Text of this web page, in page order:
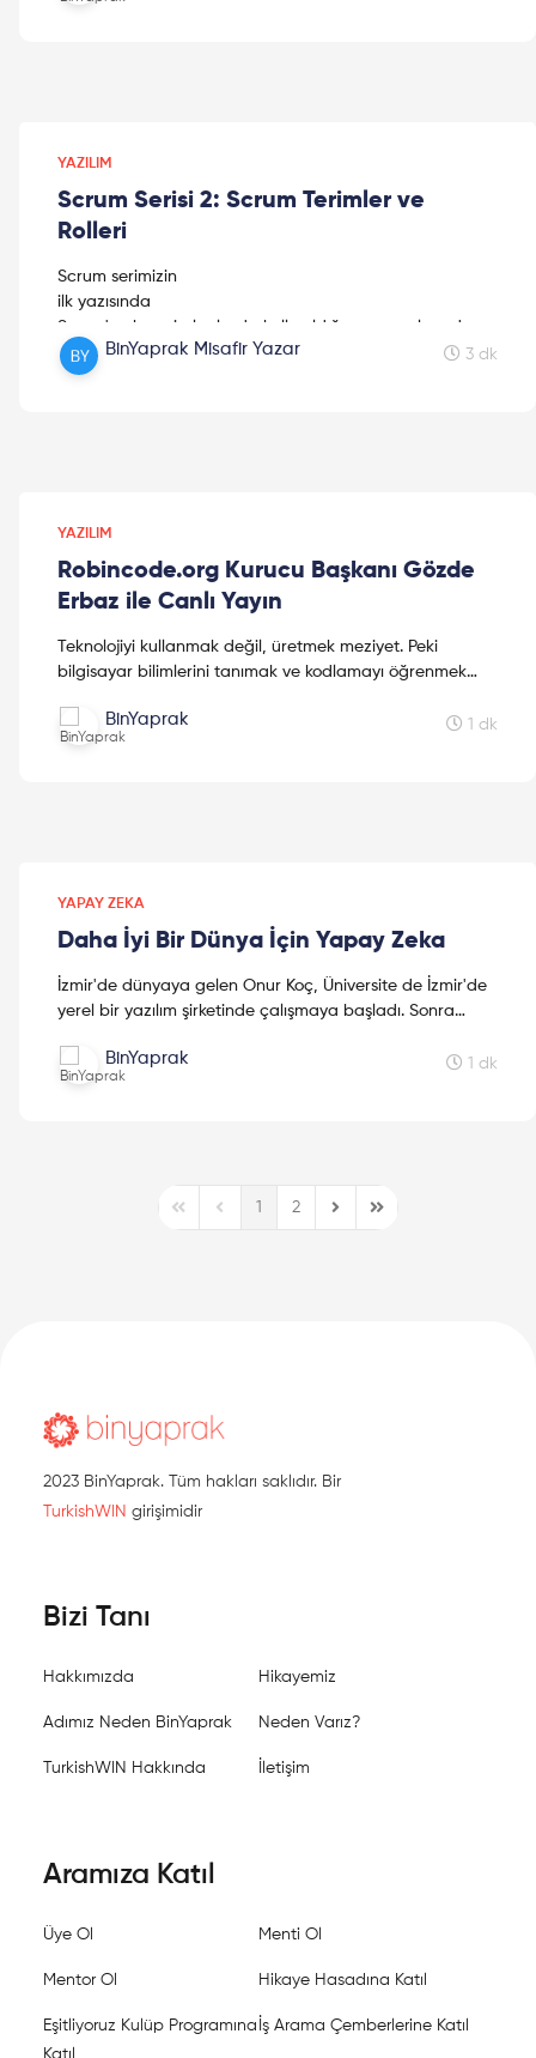
YAZILIM
Scrum Serisi 2: Scrum Terimler ve
Rolleri
Scrum serimizin
ilk yazısında
Scrum'un hangi alanlarda kullanıldığı ve amaçlarından
bahsetmiştik. Scrum serisinin devamı olan bu yazıda,
Scrum terimleri ve rollerine gelin hep birlikte göz atalım!
BinYaprak Misafir Yazar 3 dk
YAZILIM
Robincode.org Kurucu Başkanı Gözde
Erbaz ile Canlı Yayın
Teknolojiyi kullanmak değil, üretmek meziyet. Peki
bilgisayar bilimlerini tanımak ve kodlamayı öğrenmek
burada!BinYaprak 1 dk
YAPAY ZEKA
Daha İyi Bir Dünya İçin Yapay Zeka
İzmir'de dünyaya gelen Onur Koç, Üniversite de İzmir'de
yerel bir yazılım şirketinde çalışmaya başladı. Sonra
BinYaprak 1 dk
First PagePrevious Page
1 2
Next PageLast Page
2023 BinYaprak. Tüm hakları saklıdır. Bir
TurkishWIN girişimidir
Bizi Tanı
Hakkımızda Hikayemiz
Adımız Neden BinYaprak Neden Varız?
TurkishWIN Hakkında İletişim
Aramıza Katıl
Üye Ol Menti Ol
Mentor Ol Hikaye Hasadına Katıl
Eşitliyoruz Kulüp Programına
Katıl
İş Arama Çemberlerine Katıl